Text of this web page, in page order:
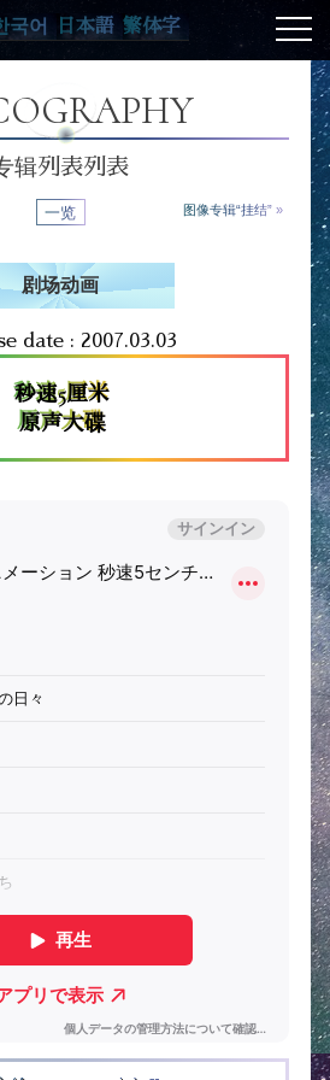
국어 日本語 繁体字
辑列表列表
一览 图像专辑“挂结” »
剧场动画
date : 2007.03.03
秒速5厘米
原声大碟